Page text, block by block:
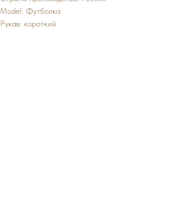
Model: Футболка
Рукав: короткий